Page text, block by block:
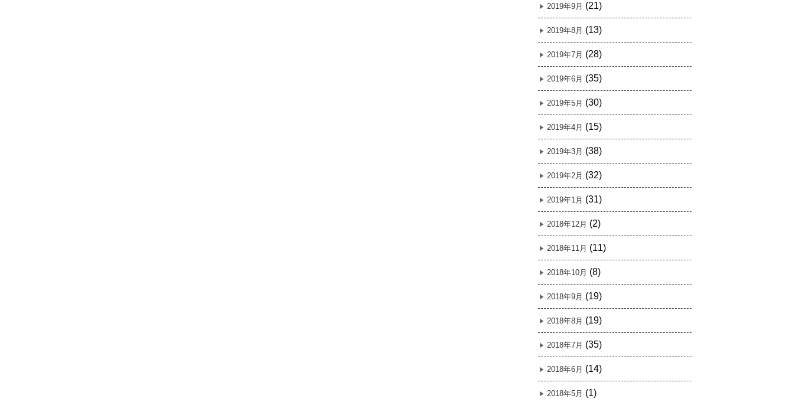
2019年9月 (21)
2019年8月 (13)
2019年7月 (28)
2019年6月 (35)
2019年5月 (30)
2019年4月 (15)
2019年3月 (38)
2019年2月 (32)
2019年1月 (31)
2018年12月 (2)
2018年11月 (11)
2018年10月 (8)
2018年9月 (19)
2018年8月 (19)
2018年7月 (35)
2018年6月 (14)
2018年5月 (1)